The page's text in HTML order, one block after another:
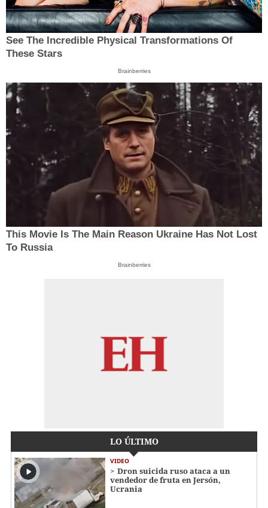
See The Incredible Physical Transformations Of
These Stars
Brainberries
This Movie Is The Main Reason Ukraine Has Not Lost
To Russia
Brainberries
LO ÚLTIMO
VIDEO
Dron suicida ruso ataca a un
vendedor de fruta en Jersón,
Ucrania